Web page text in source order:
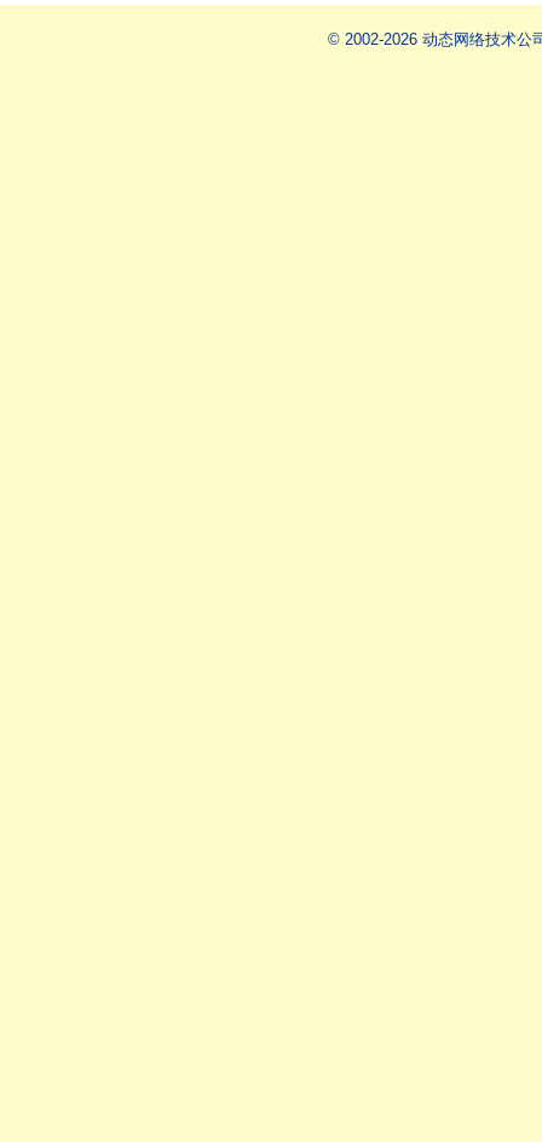
© 2002-2026 动态网络技术公